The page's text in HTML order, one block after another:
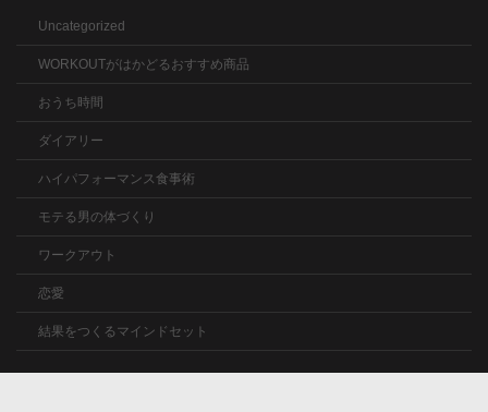
Uncategorized
WORKOUTがはかどるおすすめ商品
おうち時間
ダイアリー
ハイパフォーマンス食事術
モテる男の体づくり
ワークアウト
恋愛
結果をつくるマインドセット